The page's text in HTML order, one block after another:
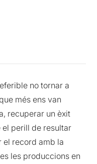
no tornar a
més ens van
recuperar un èxit
el perill de resultar
el record amb la
les produccions en